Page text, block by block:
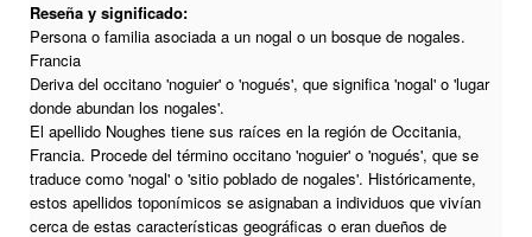
Reseña y significado:
Persona o familia asociada a un nogal o un bosque de nogales.
Francia
Deriva del occitano 'noguier' o 'nogués', que significa 'nogal' o 'lugar
donde abundan los nogales'.
El apellido Noughes tiene sus raíces en la región de Occitania,
Francia. Procede del término occitano 'noguier' o 'nogués', que se
traduce como 'nogal' o 'sitio poblado de nogales'. Históricamente,
estos apellidos toponímicos se asignaban a individuos que vivían
cerca de estas características geográficas o eran dueños de